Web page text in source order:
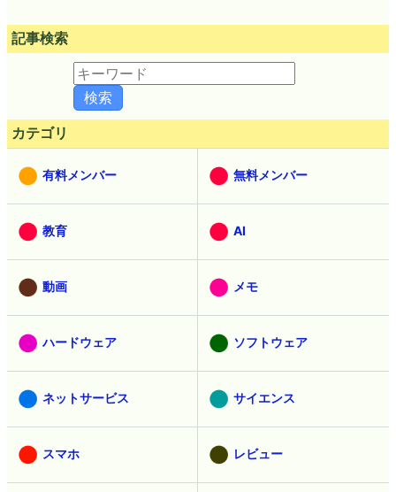
記事検索
カテゴリ
有料メンバー 無料メンバー
教育 AI
動画 メモ
ハードウェア ソフトウェア
ネットサービス サイエンス
スマホ レビュー